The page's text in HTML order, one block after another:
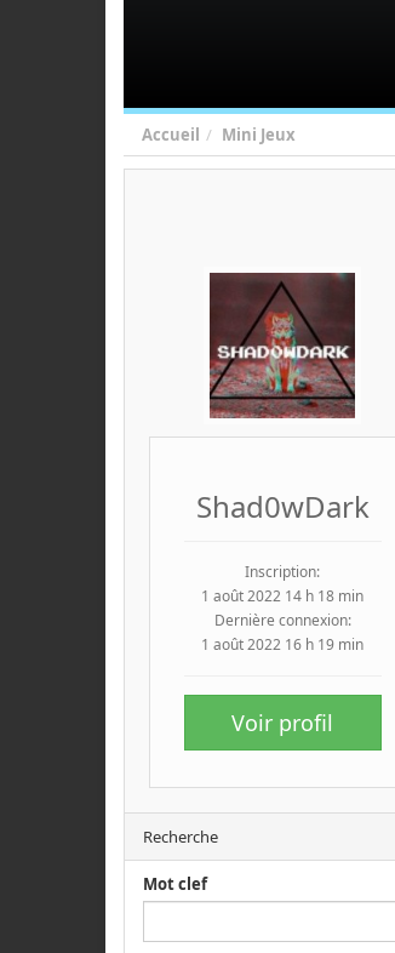
Accueil Mini Jeux
Shad0wDark
Inscription:
1 août 2022 14 h 18 min
Dernière connexion:
1 août 2022 16 h 19 min
Voir profil
Recherche
Mot clef